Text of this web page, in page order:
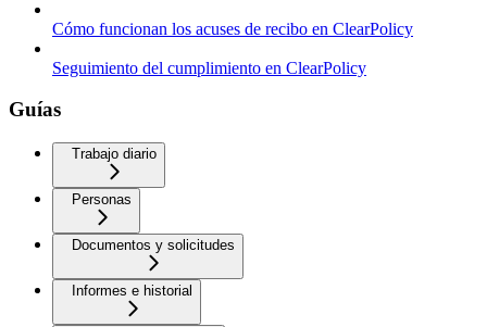
Cómo funcionan los acuses de recibo en ClearPolicy
Seguimiento del cumplimiento en ClearPolicy
Guías
Trabajo diario
Personas
Documentos y solicitudes
Informes e historial